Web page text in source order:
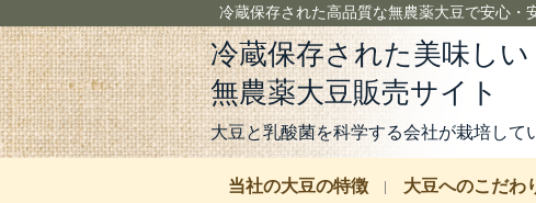
冷蔵保存された高品質な無農薬大豆で安心・安全な大豆販
冷蔵保存された美味しい
無農薬大豆販売サイト
大豆と乳酸菌を科学する会社が栽培して
当社の大豆の特徴 大豆へのこだわ